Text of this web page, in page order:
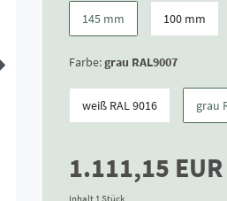
145 mm 100 mm
Farbe:grau RAL9007
weiß RAL 9016 grau
1.111,15 EUR